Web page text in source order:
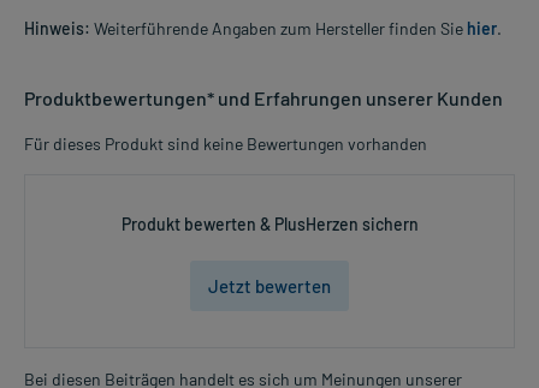
Hinweis: Weiterführende Angaben zum Hersteller finden Sie hier.
Produktbewertungen* und Erfahrungen unserer Kunden
Für dieses Produkt sind keine Bewertungen vorhanden
Produkt bewerten & PlusHerzen sichern
Jetzt bewerten
Bei diesen Beiträgen handelt es sich um Meinungen unserer